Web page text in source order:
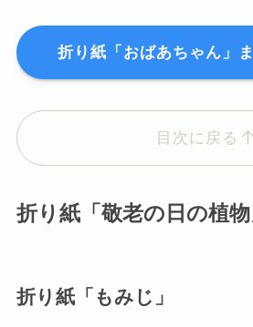
折り紙「おばあちゃん」
目次に戻る
折り紙「敬老の日の植物
折り紙「もみじ」